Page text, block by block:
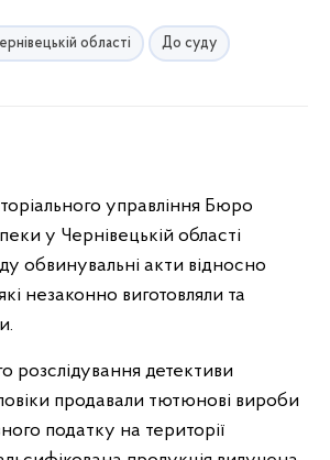
області До суду
управління Бюро
у Чернівецькій області
обвинувальні акти відносно
незаконно виготовляли та
розслідування детективи
продавали тютюнові вироби
податку на території